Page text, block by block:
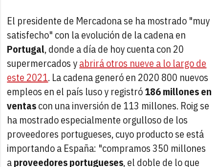
El presidente de Mercadona se ha mostrado "muy
satisfecho" con la evolución de la cadena en
Portugal, donde a día de hoy cuenta con 20
supermercados yabrirá otros nueve a lo largo de
este 2021. La cadena generó en 2020 800 nuevos
empleos en el país luso y registró186 millones en
ventascon una inversión de 113 millones. Roig se
ha mostrado especialmente orgulloso de los
proveedores portugueses, cuyo producto se está
importando a España: "compramos 350 millones
aproveedores portugueses, el doble de lo que